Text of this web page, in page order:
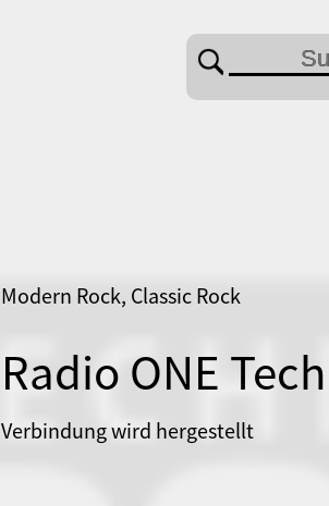
Modern Rock, Classic Rock
Radio ONE
Verbindung wird hergestellt